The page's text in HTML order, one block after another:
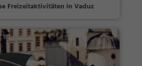
Freizeitaktivitäten in Vaduz